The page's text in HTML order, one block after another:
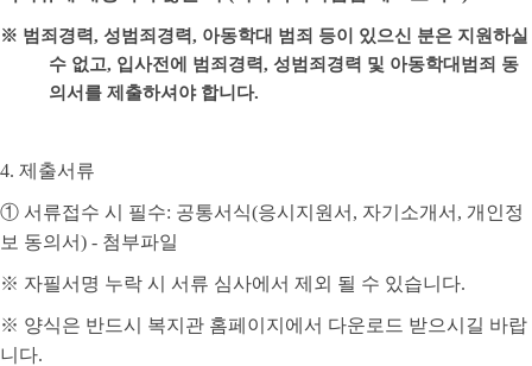
※ 범죄경력, 성범죄경력, 아동학대 범죄 등이 있으신 분은 지원하실
수 없고, 입사전에 범죄경력,성범죄경력 및 아동학대범죄 동
의서를 제출하셔야 합니다.
4. 제출서류
① 서류접수 시 필수: 공통서식(응시지원서 , 자기소개서 , 개인정
보 동의서) - 첨부파일
※ 자필서명 누락 시 서류 심사에서 제외 될 수 있습니다.
※ 양식은 반드시 복지관 홈페이지에서 다운로드 받으시길 바랍
니다.